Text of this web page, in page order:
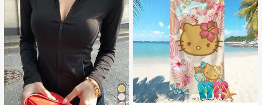
#1 TOP 3위 다색 비치 타월